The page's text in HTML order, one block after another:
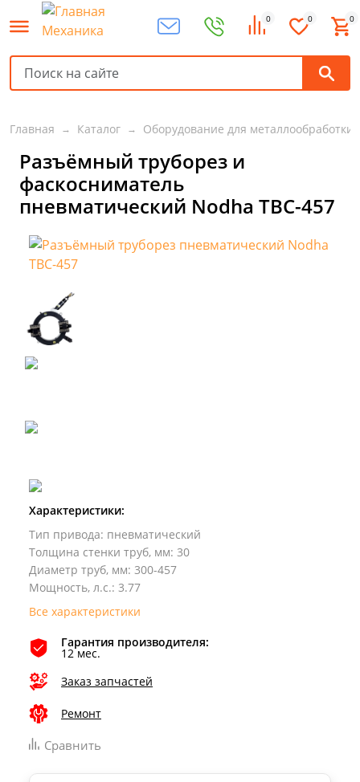
0 0 0
Главная Каталог Оборудование для металлообработки
Разъёмный труборез и
фаскосниматель
пневматический Nodha ТВС-457
Характеристики:
Тип привода: пневматический
Толщина стенки труб, мм: 30
Диаметр труб, мм: 300-457
Мощность, л.с.: 3.77
Все характеристики
Гарантия производителя:
12 мес.
Заказ запчастей
Ремонт
Сравнить